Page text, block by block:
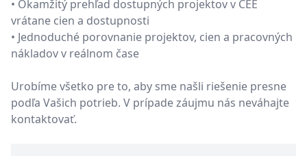
• Okamžitý prehľad dostupných projektov v CEE
vrátane cien a dostupnosti
• Jednoduché porovnanie projektov, cien a pracovných
nákladov v reálnom čase
Urobíme všetko pre to, aby sme našli riešenie presne
podľa Vašich potrieb. V prípade záujmu nás neváhajte
kontaktovať.